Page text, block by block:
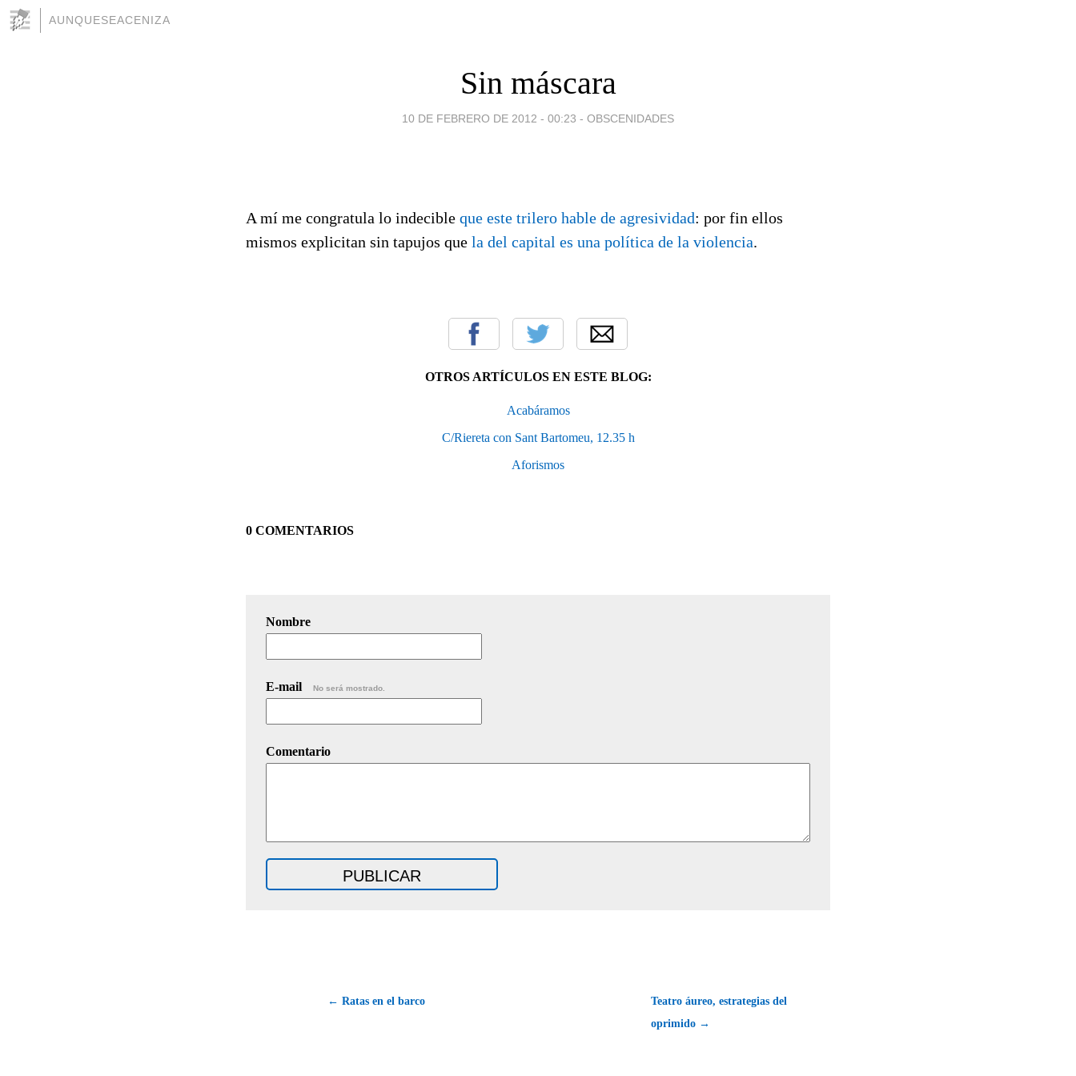
AUNQUESEACENIZA
Sin máscara
10 DE FEBRERO DE 2012 - 00:23 - OBSCENIDADES
A mí me congratula lo indecible que este trilero hable de agresividad: por fin ellos
mismos explicitan sin tapujos que la del capital es una política de la violencia.
OTROS ARTÍCULOS EN ESTE BLOG:
Acabáramos
C/Riereta con Sant Bartomeu, 12.35 h
Aforismos
0 COMENTARIOS
Nombre
E-mail No será mostrado.
Comentario
← Ratas en el barco
Teatro áureo, estrategias del
oprimido →